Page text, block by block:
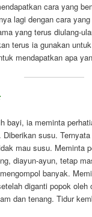
cara yang
lagi dengan cara
yang terus diulang-
terus ia gunakan
mendapatkan apa
bayi, ia meminta
Diberikan susu.
mau susu. Meminta
diayun-ayun, tetap
banyak.
diganti popok oleh
dan tenang. Tidur